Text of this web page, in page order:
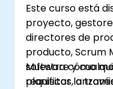
Este curso está
proyecto,
directores de
producto, Scrum
software y
planificar
Muestra cómo
requisitos, a